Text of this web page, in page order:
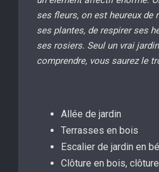
ses fleurs, on est heureux de
ses plantes, de respirer ses
ses rosiers. Seul un vrai
comprendre, vous saurez le
Allée de jardin
Terrasses en bois
Escalier de jardin en
Clôture en bois,